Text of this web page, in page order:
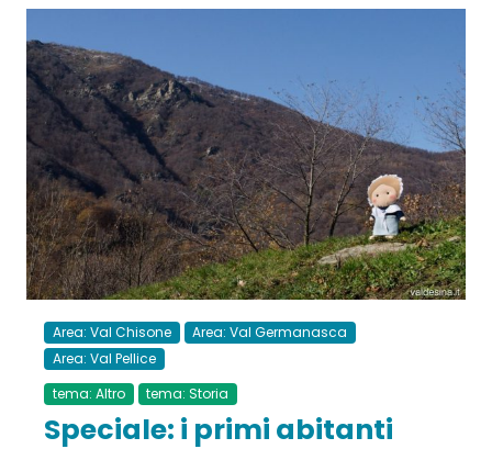
Area: Val Chisone
Area: Val Germanasca
Area: Val Pellice
tema: Altro
tema: Storia
Speciale: i primi abitanti